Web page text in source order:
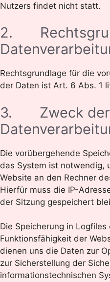
Nutzers findet nicht statt.
2.
Rechtsgrundlage für die
der Daten ist Art. 6 Abs. 1
3. Zweck der
Die vorübergehende
das System ist notwendig,
Website an den Rechner
Hierfür muss die IP-
der Sitzung gespeichert
Die Speicherung in
Funktionsfähigkeit der
dienen uns die Daten zur
zur Sicherstellung der
informationstechnischen